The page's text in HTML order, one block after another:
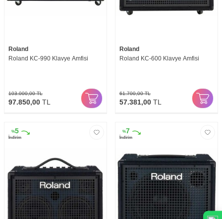
Roland
Roland KC-990 Klavye Amfisi
103.000,00TL
97.850,00 TL
Roland
Roland KC-600 Klavye Amfisi
61.700,00TL
57.381,00 TL
%5
İndirim
%7
İndirim